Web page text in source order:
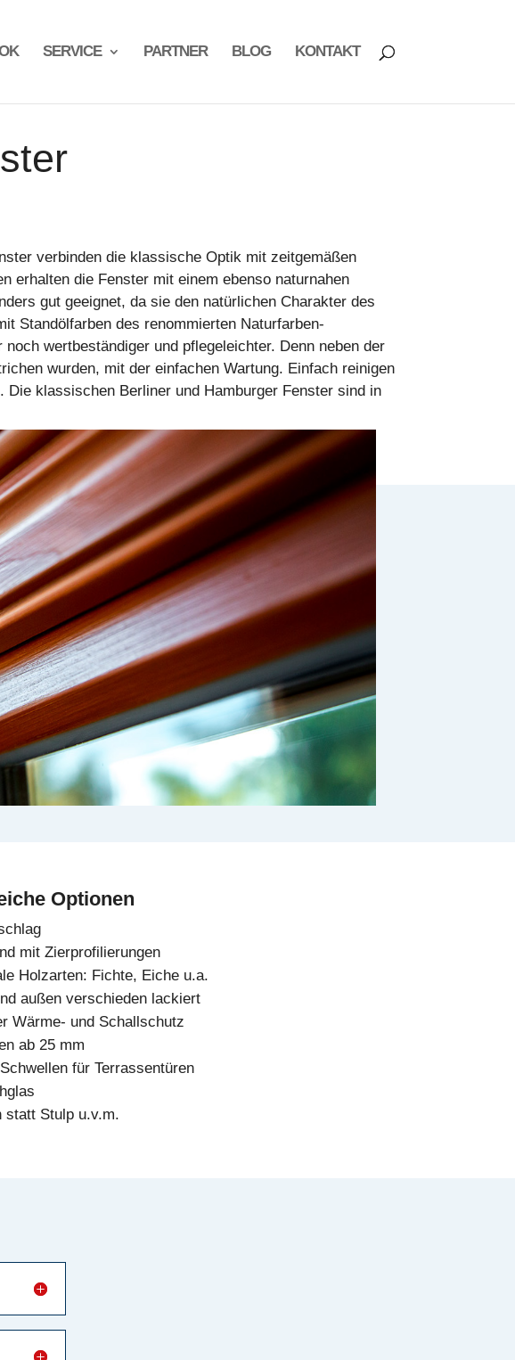
SERVICE PARTNER BLOG KONTAKT
verbinden die klassische Optik mit zeitgemäßen
erhalten die Fenster mit einem ebenso naturnahen
gut geeignet, da sie den natürlichen Charakter des
Standölfarben des renommierten Naturfarben-
wertbeständiger und pflegeleichter. Denn neben der
wurden, mit der einfachen Wartung. Einfach reinigen
klassischen Berliner und Hamburger Fenster sind in
Optionen
mit Zierprofilierungen
Holzarten: Fichte, Eiche u.a.
außen verschieden lackiert
Wärme- und Schallschutz
ab 25 mm
für Terrassentüren
statt Stulp u.v.m.